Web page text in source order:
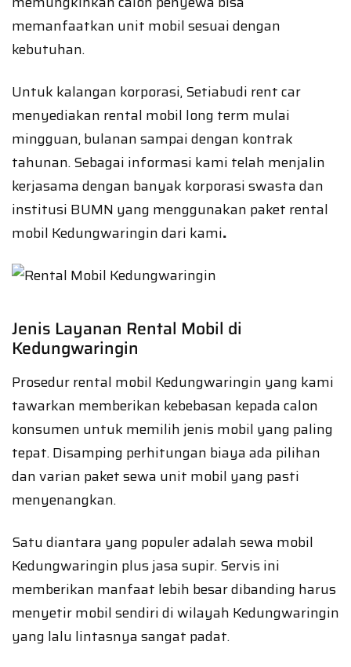
memanfaatkan unit mobil sesuai dengan
kebutuhan.
Untuk kalangan korporasi, Setiabudi rent car
menyediakan rental mobil long term mulai
mingguan, bulanan sampai dengan kontrak
tahunan. Sebagai informasi kami telah menjalin
kerjasama dengan banyak korporasi swasta dan
institusi BUMN yang menggunakan paket rental
mobil Kedungwaringin dari kami.
Jenis Layanan Rental Mobil di
Kedungwaringin
Prosedur rental mobil Kedungwaringin yang kami
tawarkan memberikan kebebasan kepada calon
konsumen untuk memilih jenis mobil yang paling
tepat. Disamping perhitungan biaya ada pilihan
dan varian paket sewa unit mobil yang pasti
menyenangkan.
Satu diantara yang populer adalah sewa mobil
Kedungwaringin plus jasa supir. Servis ini
memberikan manfaat lebih besar dibanding harus
menyetir mobil sendiri di wilayah Kedungwaringin
yang lalu lintasnya sangat padat.